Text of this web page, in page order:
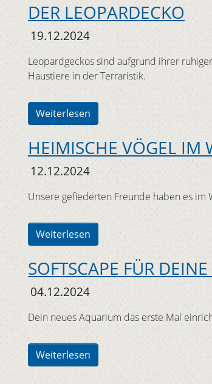
DER LEOPARDECKO
19.12.2024
Leopardgeckos sind aufgrund ihrer
Haustiere in der Terraristik.
Weiterlesen
HEIMISCHE VÖGEL IM
12.12.2024
Unsere gefiederten Freunde haben es im
Weiterlesen
SOFTSCAPE FÜR
04.12.2024
Dein neues Aquarium das erste Mal
Weiterlesen